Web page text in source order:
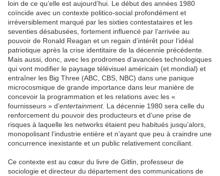
loin de ce qu’elle est aujourd’hui. Le début des années 1980
coïncide avec un contexte politico-social profondément et
irréversiblement marqué par les sixties contestataires et les
seventies désabusées, fortement influencé par l’arrivée au
pouvoir de Ronald Reagan et un regain d’intérêt pour l’idéal
patriotique après la crise identitaire de la décennie précédente.
Mais aussi, donc, avec les prodromes d’avancées technologiques
qui vont modifier le paysage télévisuel américain (et mondial) et
entraîner les Big Three (ABC, CBS, NBC) dans une panique
microcosmique de grande importance dans leur manière de
concevoir la programmation et les relations avec les «
fournisseurs » d’entertainment. La décennie 1980 sera celle du
renforcement du pouvoir des producteurs et d’une prise de
risques à laquelle les networks étaient peu habitués jusqu’alors,
monopolisant l’industrie entière et n’ayant que peu à craindre une
concurrence inexistante et un public relativement conciliant.
Ce contexte est au cœur du livre de Gitlin, professeur de
sociologie et directeur du département des communications de